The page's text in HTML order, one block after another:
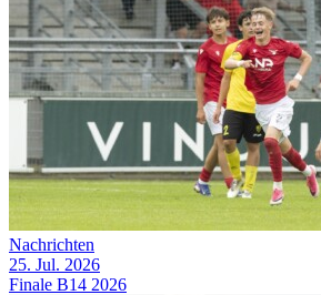
Nachrichten
25. Jul. 2026
Finale B14 2026